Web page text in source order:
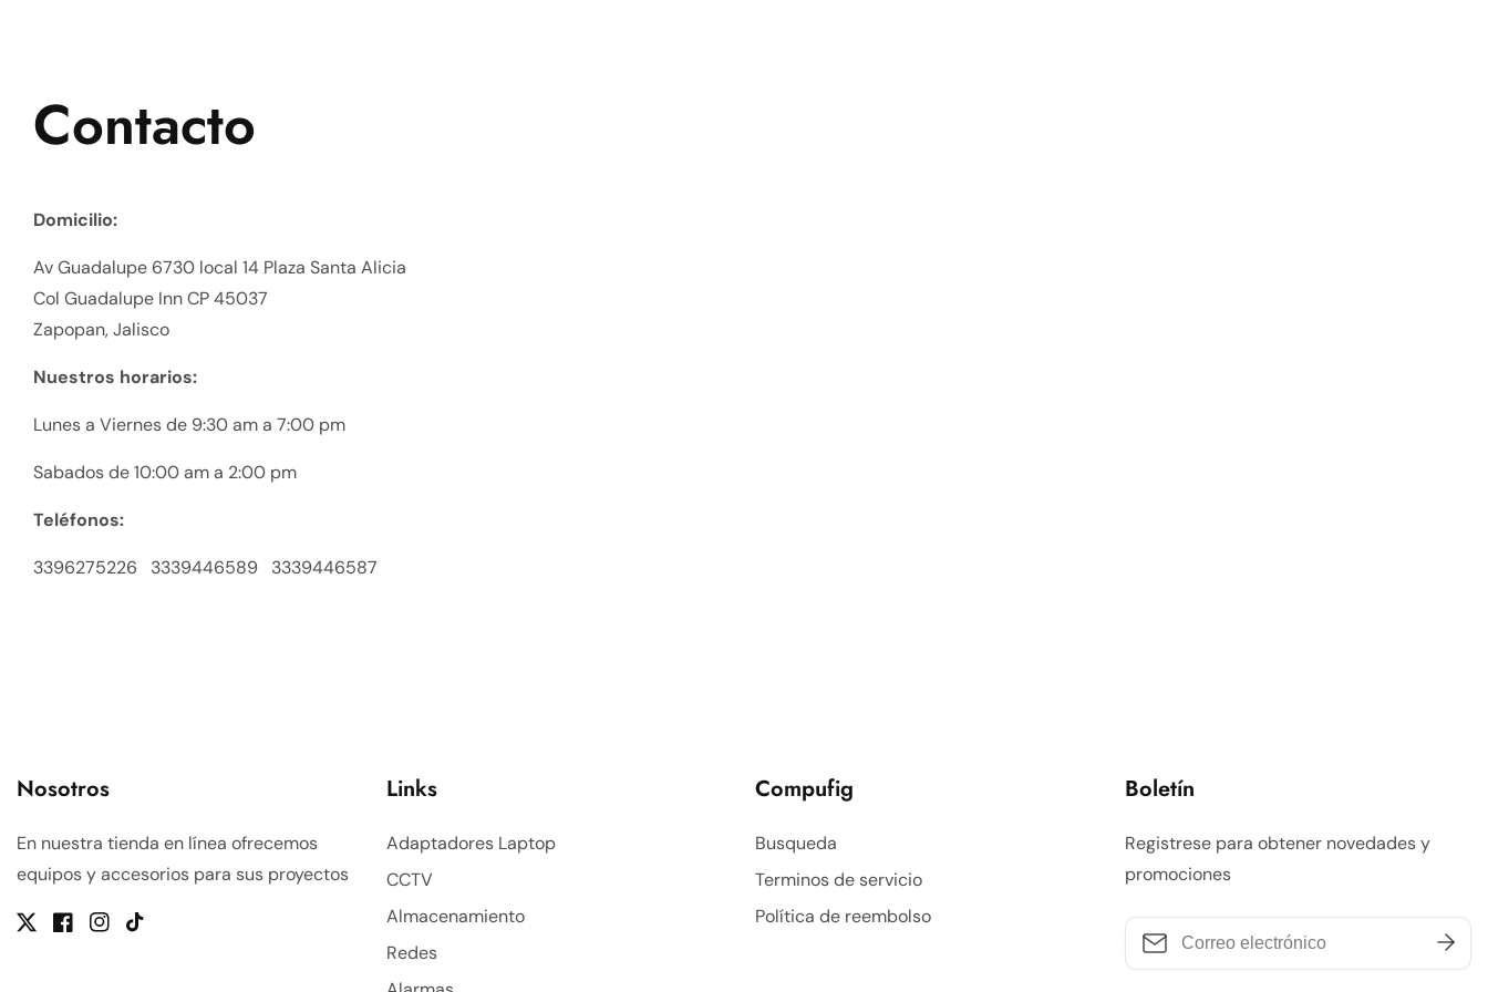
Contacto
Domicilio:
Av Guadalupe 6730 local 14 Plaza Santa Alicia
Col Guadalupe Inn CP 45037
Zapopan, Jalisco
Nuestros horarios:
Lunes a Viernes de 9:30 am a 7:00 pm
Sabados de 10:00 am a 2:00 pm
Teléfonos:
3396275226 3339446589 3339446587
Nosotros
En nuestra tienda en línea ofrecemos
equipos y accesorios para sus proyectos
TwitterFacebook
Instagram
TikTok
Links
Adaptadores Laptop
CCTV
Almacenamiento
Redes
Compufig
Busqueda
Terminos de servicio
Política de reembolso
Boletín
Registrese para obtener novedades y
promociones